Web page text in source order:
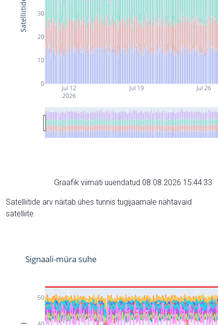
Jul 12
2026
Jul 19 Jul 26
0
10
20
30
Graafik viimati uuendatud 08.08.2026 15:44:33
Satelliitide arv näitab ühes tunnis tugijaamale nähtavaid
satelliite.
50
Signaali-müra suhe